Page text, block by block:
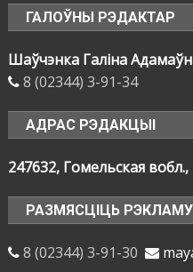
ГАЛОЎНЫ РЭДАКТАР
Шаўчэнка Галіна
8 (02344) 3-91-34
АДРАС РЭДАКЦЫІ
247632, Гомельская вобл.,
РАЗМЯСЦІЦЬ РЭКЛАМУ
8 (02344) 3-91-30